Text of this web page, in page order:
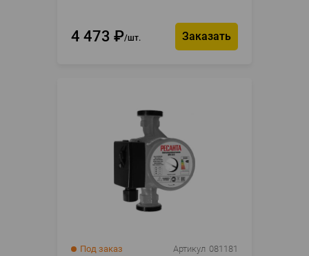
4 473 ₽ шт. Заказать
Под заказ Артикул 081181